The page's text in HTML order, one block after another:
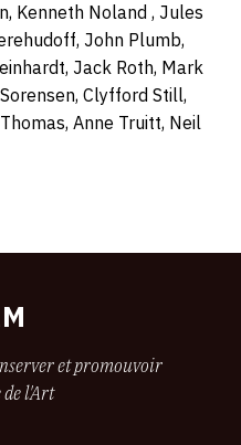
Kenneth Noland , Jules
John Plumb,
Jack Roth, Mark
Clyfford Still,
Anne Truitt, Neil
et promouvoir
l'Art